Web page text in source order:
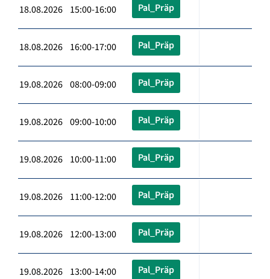
18.08.2026 15:00-16:00 Pal_Präp
18.08.2026 16:00-17:00 Pal_Präp
19.08.2026 08:00-09:00 Pal_Präp
19.08.2026 09:00-10:00 Pal_Präp
19.08.2026 10:00-11:00 Pal_Präp
19.08.2026 11:00-12:00 Pal_Präp
19.08.2026 12:00-13:00 Pal_Präp
19.08.2026 13:00-14:00 Pal_Präp